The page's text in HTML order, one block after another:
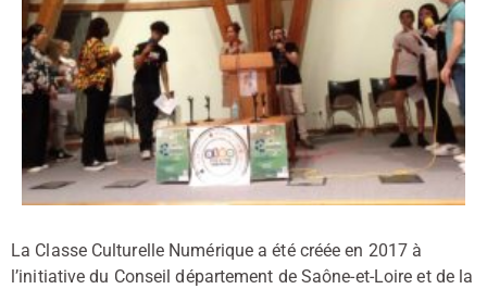
La Classe Culturelle Numérique a été créée en 2017 à
l’initiative du Conseil département de Saône-et-Loire et de la